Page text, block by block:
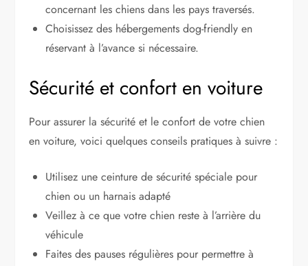
concernant les chiens dans les pays traversés.
Choisissez des hébergements dog-friendly en
réservant à l’avance si nécessaire.
Sécurité et confort en voiture
Pour assurer la sécurité et le confort de votre chien
en voiture, voici quelques conseils pratiques à suivre :
Utilisez une ceinture de sécurité spéciale pour
chien ou un harnais adapté
Veillez à ce que votre chien reste à l’arrière du
véhicule
Faites des pauses régulières pour permettre à